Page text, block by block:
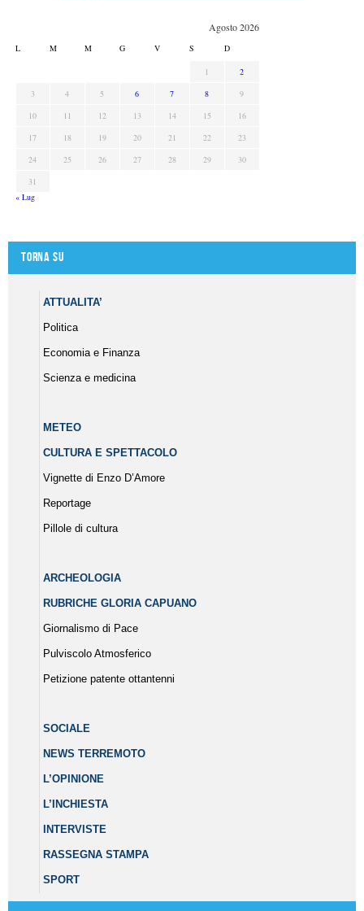
Agosto 2026
L M M G V S D
1
2
3
4 5 6 7 8
9
10
11 12 13 14 15
16
17
18 19 20 21 22
23
24
25 26 27 28 29
30
31
« Lug
Torna su
ATTUALITA’
Politica
Economia e Finanza
Scienza e medicina
METEO
CULTURA E SPETTACOLO
Vignette di Enzo D’Amore
Reportage
Pillole di cultura
ARCHEOLOGIA
RUBRICHE GLORIA CAPUANO
Giornalismo di Pace
Pulviscolo Atmosferico
Petizione patente ottantenni
SOCIALE
NEWS TERREMOTO
L’OPINIONE
L’INCHIESTA
INTERVISTE
RASSEGNA STAMPA
SPORT